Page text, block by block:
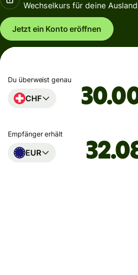
Wechselkurs für deine
Jetzt ein Konto eröffnen
Du überweist genau
CHF
Empfänger erhält
EUR